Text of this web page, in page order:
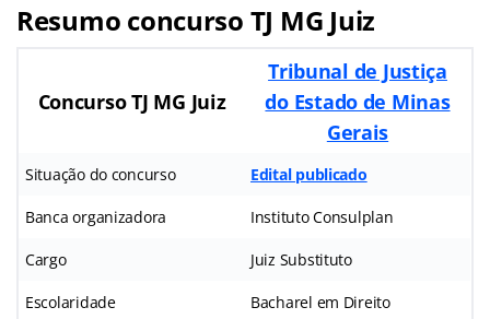
Resumo concurso TJ MG Juiz
Concurso TJ MG Juiz
Tribunal de Justiça
do Estado de Minas
Gerais
Situação do concurso Edital publicado
Banca organizadora Instituto Consulplan
Cargo Juiz Substituto
Escolaridade Bacharel em Direito